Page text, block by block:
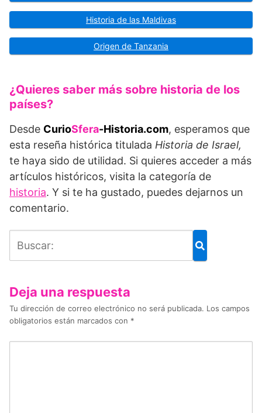
Historia de las Maldivas
Origen de Tanzania
¿Quieres saber más sobre historia de los
países?
Desde CurioSfera-Historia.com, esperamos que
esta reseña histórica titulada Historia de Israel,
te haya sido de utilidad. Si quieres acceder a más
artículos históricos, visita la categoría de
historia. Y si te ha gustado, puedes dejarnos un
comentario.
Deja una respuesta
Tu dirección de correo electrónico no será publicada. Los campos
obligatorios están marcados con *